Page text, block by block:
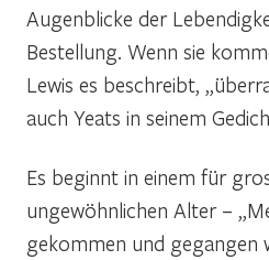
Augenblicke der
Bestellung. Wenn sie
Lewis es beschreibt,
auch Yeats in seinem
Es beginnt in einem für
ungewöhnlichen Alter –
gekommen und gegangen